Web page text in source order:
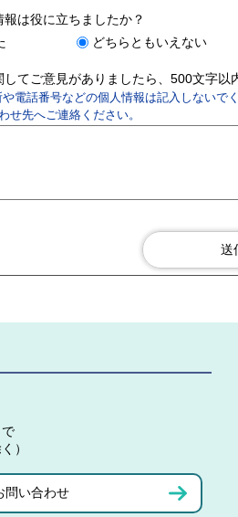
報は役に立ちましたか？
どちらともいえない
してご意見がありましたら、500文字以
や電話番号などの個人情報は記入しない
せ先へご連絡ください。
）
問い合わせ